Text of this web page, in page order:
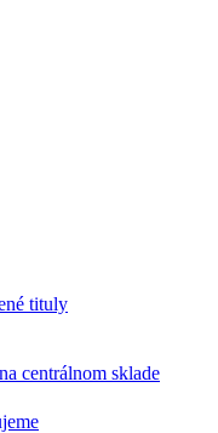
tituly
na centrálnom sklade